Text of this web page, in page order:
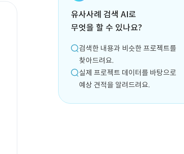
유사사례 검색 AI로
무엇을 할 수 있나요?
검색한 내용과 비슷한 프로젝트를
찾아드려요.
실제 프로젝트 데이터를 바탕으로
예상 견적을 알려드려요.